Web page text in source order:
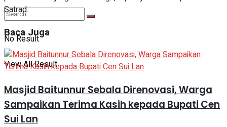
No Result
View All Result
Satrad.
Baca Juga
Masjid Baitunnur Sebala Direnovasi, Warga
Sampaikan Terima Kasih kepada Bupati Cen
Sui Lan